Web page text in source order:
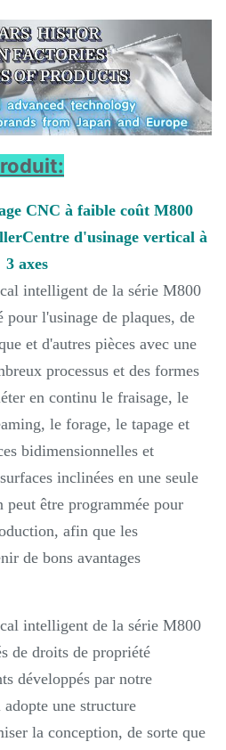
CNC à faible coût M800
Centre d'usinage vertical à
3 axes
intelligent de la série M800
l'usinage de plaques, de
et d'autres pièces avec une
processus et des formes
en continu le fraisage, le
le forage, le tapage et
bidimensionnelles et
inclinées en une seule
être programmée pour
afin que les
de bons avantages
intelligent de la série M800
de droits de propriété
développés par notre
une structure
la conception, de sorte que